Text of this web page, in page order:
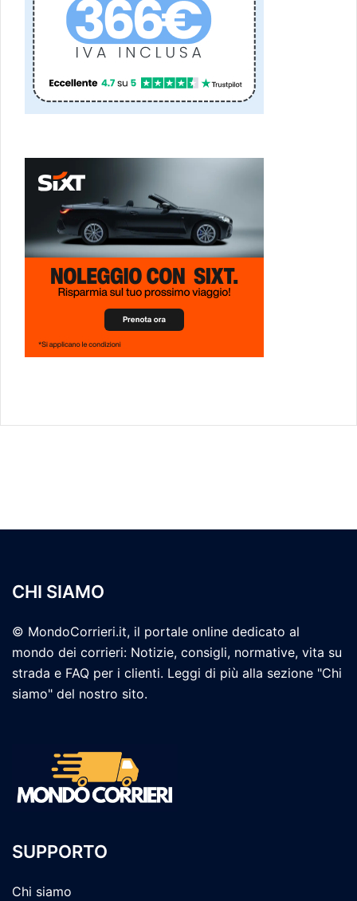
CHI SIAMO
© MondoCorrieri.it, il portale online dedicato al
mondo dei corrieri: Notizie, consigli, normative, vita su
strada e FAQ per i clienti. Leggi di più alla sezione "Chi
siamo" del nostro sito.
SUPPORTO
Chi siamo